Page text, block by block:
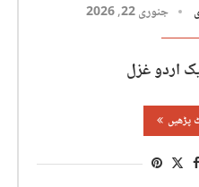
جنوری 22, 2026
اردو غزل
پڑھیں